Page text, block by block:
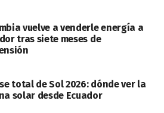
vuelve a venderle energía a
tras siete meses de
total de Sol 2026: dónde ver la
solar desde Ecuador